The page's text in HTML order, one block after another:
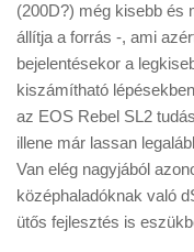
Helyszíni Riport
E-BB
(200D?) még kisebb és
állítja a forrás -, ami
bejelentésekor a
kiszámítható
az EOS Rebel SL2
illene már lassan
Van elég nagyjából
középhaladóknak való
ütős fejlesztés is